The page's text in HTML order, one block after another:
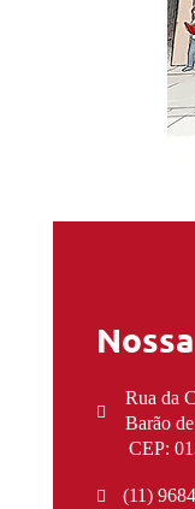
Rua da
Barão
CEP:
(11)